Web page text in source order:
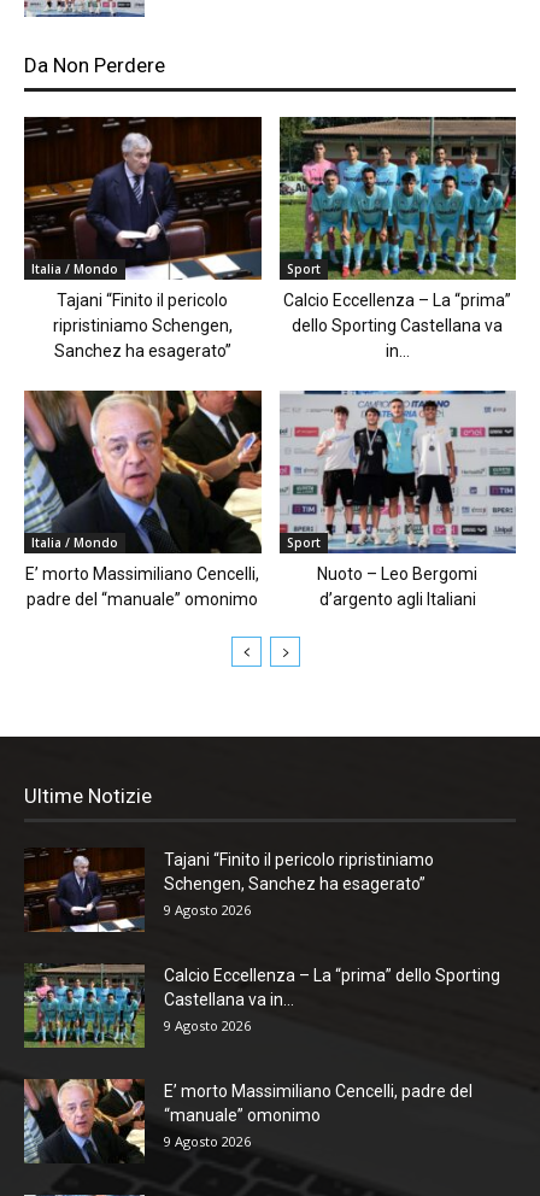
Da Non Perdere
Italia / Mondo
Tajani “Finito il pericolo
ripristiniamo Schengen,
Sanchez ha esagerato”
Sport
Calcio Eccellenza – La “prima”
dello Sporting Castellana va
in...
Italia / Mondo
E’ morto Massimiliano Cencelli,
padre del “manuale” omonimo
Sport
Nuoto – Leo Bergomi
d’argento agli Italiani
Ultime Notizie
Tajani “Finito il pericolo ripristiniamo
Schengen, Sanchez ha esagerato”
9 Agosto 2026
Calcio Eccellenza – La “prima” dello Sporting
Castellana va in...
9 Agosto 2026
E’ morto Massimiliano Cencelli, padre del
“manuale” omonimo
9 Agosto 2026